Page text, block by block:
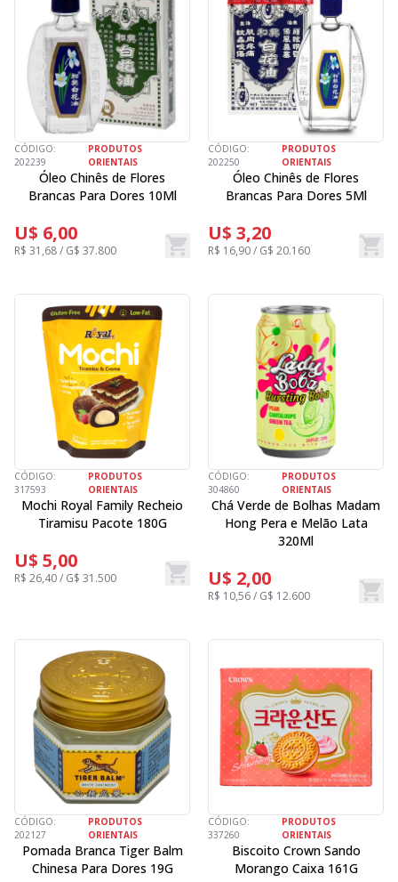
CÓDIGO:
202239
PRODUTOS
ORIENTAIS
Óleo Chinês de Flores
Brancas Para Dores 10Ml
U$ 6,00
R$ 31,68 / G$ 37.800
CÓDIGO:
202250
PRODUTOS
ORIENTAIS
Óleo Chinês de Flores
Brancas Para Dores 5Ml
U$ 3,20
R$ 16,90 / G$ 20.160
CÓDIGO:
317593
PRODUTOS
ORIENTAIS
Mochi Royal Family Recheio
Tiramisu Pacote 180G
U$ 5,00
R$ 26,40 / G$ 31.500
CÓDIGO:
304860
PRODUTOS
ORIENTAIS
Chá Verde de Bolhas Madam
Hong Pera e Melão Lata
320Ml
U$ 2,00
R$ 10,56 / G$ 12.600
CÓDIGO:
202127
PRODUTOS
ORIENTAIS
Pomada Branca Tiger Balm
Chinesa Para Dores 19G
CÓDIGO:
337260
PRODUTOS
ORIENTAIS
Biscoito Crown Sando
Morango Caixa 161G